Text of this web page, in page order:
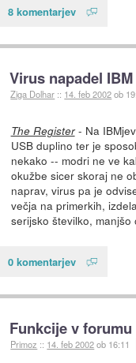
8 komentarjev
Virus napadel IBM
Ziga Dolhar :: 14. feb 2002ob
The Register- Na
USB duplino ter je
nekako -- modri ne ve
okužbe sicer skoraj ne
naprav, virus pa je
večja na primerkih,
serijsko številko, manjšo
0 komentarjev
Funkcije v forumu
Primoz :: 14. feb 2002ob 16:11